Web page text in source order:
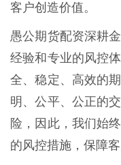
客户创造价值。
愚公期货配资深耕
经验和专业的风控
全、稳定、高效的
明、公平、公正的
险，因此，我们始
的风控措施，保障客